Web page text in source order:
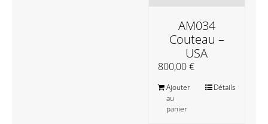
AM034
Couteau –
USA
800,00€
Ajouter
au
panier
Détails